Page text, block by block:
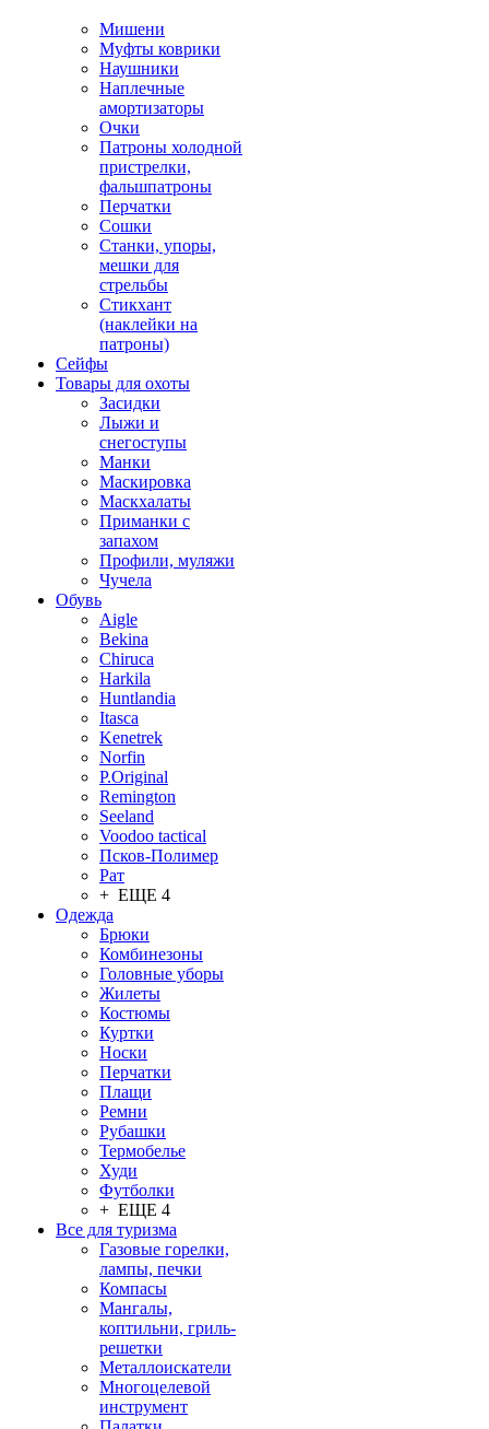
Мишени
Муфты коврики
Наушники
Наплечные
амортизаторы
Очки
Патроны холодной
пристрелки,
фальшпатроны
Перчатки
Сошки
Станки, упоры,
мешки для
стрельбы
Стикхант
(наклейки на
патроны)
Сейфы
Товары для охоты
Засидки
Лыжи и
снегоступы
Манки
Маскировка
Маскхалаты
Приманки с
запахом
Профили, муляжи
Чучела
Обувь
Aigle
Bekina
Chiruсa
Harkila
Huntlandia
Itasca
Kenetrek
Norfin
P.Original
Remington
Seeland
Voodoo tactical
Псков-Полимер
Рат
+ ЕЩЕ 4
Одежда
Брюки
Комбинезоны
Головные уборы
Жилеты
Костюмы
Куртки
Носки
Перчатки
Плащи
Ремни
Рубашки
Термобелье
Худи
Футболки
+ ЕЩЕ 4
Все для туризма
Газовые горелки,
лампы, печки
Компасы
Мангалы,
коптильни, гриль-
решетки
Металлоискатели
Многоцелевой
инструмент